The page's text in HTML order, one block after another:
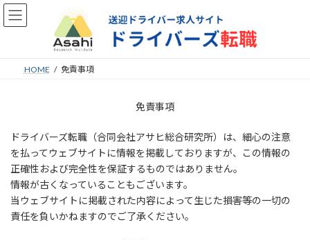
コ
ン
ナ
ビ
HOME 免責事項
免責事項
ドライバーズ転職（合同会社アサヒ総合研究所）は、細心の注意
を払ってウェブサイトに情報を掲載しておりますが、この情報の
正確性および完全性を保証するものではありません。
情報が古くなっていることもございます。
当ウェブサイトに掲載された内容によって生じた損害等の一切の
責任を負いかねますのでご了承ください。